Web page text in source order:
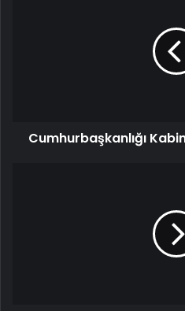
Cumhurbaşkanlığı